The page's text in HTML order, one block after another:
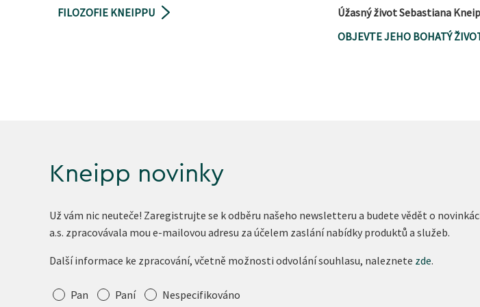
FILOZOFIE KNEIPPU
Úžasný život Sebastiana
OBJEVTE JEHO BOHATÝ
Kneipp novinky
Už vám nic neuteče! Zaregistrujte se k odběru našeho newsletteru a budete vědět o
a.s. zpracovávala mou e-mailovou adresu za účelem zaslání nabídky produktů a služeb.
Další informace ke zpracování, včetně možnosti odvolání souhlasu, naleznete zde.
Oslovení
Pan Paní Nespecifikováno